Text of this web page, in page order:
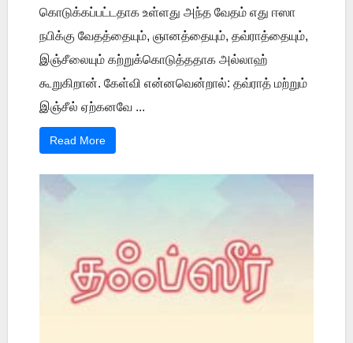
கொடுக்கப்பட்டதாக உள்ளது அந்த வேதம் எது ஈஸா
நபிக்கு வேதத்தையும், ஞானத்தையும், தவ்ராத்தையும்,
இஞ்சீலையும் கற்றுக்கொடுத்ததாக அல்லாஹ்
கூறுகிறான். கேள்வி என்னவென்றால்: தவ்ராத் மற்றும்
இஞ்சீல் ஏற்கனவே ...
Read More